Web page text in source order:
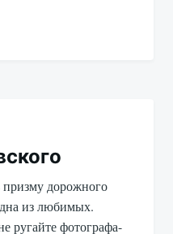
призму дорожного
из любимых.
ругайте фотографа-